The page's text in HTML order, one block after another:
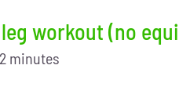
workout (no
minutes